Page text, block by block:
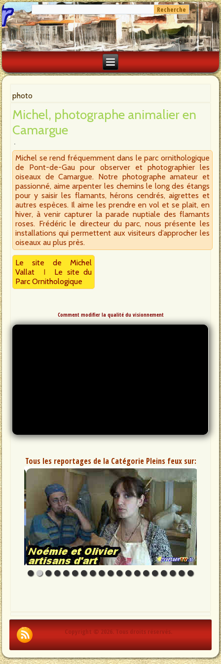
photo
Michel, photographe animalier en
Camargue
Michel se rend fréquemment dans le parc ornithologique
de Pont-de-Gau pour observer et photographier les
oiseaux de Camargue. Notre photographe amateur et
passionné, aime arpenter les chemins le long des étangs
pour y saisir les flamants, hérons cendrés, aigrettes et
autres espèces. Il aime les prendre en vol et se plait, en
hiver, à venir capturer la parade nuptiale des flamants
roses. Frédéric le directeur du parc, nous présente les
installations qui permettent aux visiteurs d’approcher les
oiseaux au plus près.
Le site de Michel
Vallat
I Le site du
Parc Ornithologique
Comment modifier la qualité du visionnement
Tous les reportages de la Catégorie Pleins feux sur:
Copyright © 2026. Tous droits réservés.